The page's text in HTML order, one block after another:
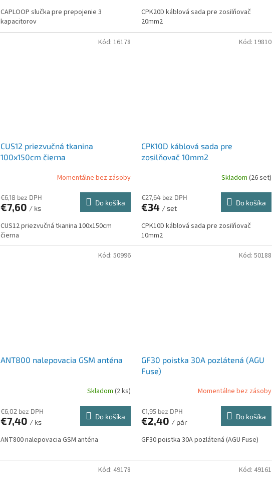
CAPLOOP slučka pre prepojenie 3
kapacitorov
CPK20D káblová sada pre zosilňovač
20mm2
CUS12 priezvučná tkanina
100x150cm čierna
Momentálne bez zásoby
€6,18 bez DPH
€7,60 / ks
Do košíka
CUS12 priezvučná tkanina 100x150cm
čierna
Kód: 16178
CPK10D káblová sada pre
zosilňovač 10mm2
Skladom (26 set)
€27,64 bez DPH
€34 / set
Do košíka
CPK10D káblová sada pre zosilňovač
10mm2
Kód: 19810
ANT800 nalepovacia GSM anténa
Skladom (2 ks)
€6,02 bez DPH
€7,40 / ks
Do košíka
ANT800 nalepovacia GSM anténa
Kód: 50996
GF30 poistka 30A pozlátená (AGU
Fuse)
Momentálne bez zásoby
€1,95 bez DPH
€2,40 / pár
Do košíka
GF30 poistka 30A pozlátená (AGU Fuse)
Kód: 50188
Kód: 49178 Kód: 49161